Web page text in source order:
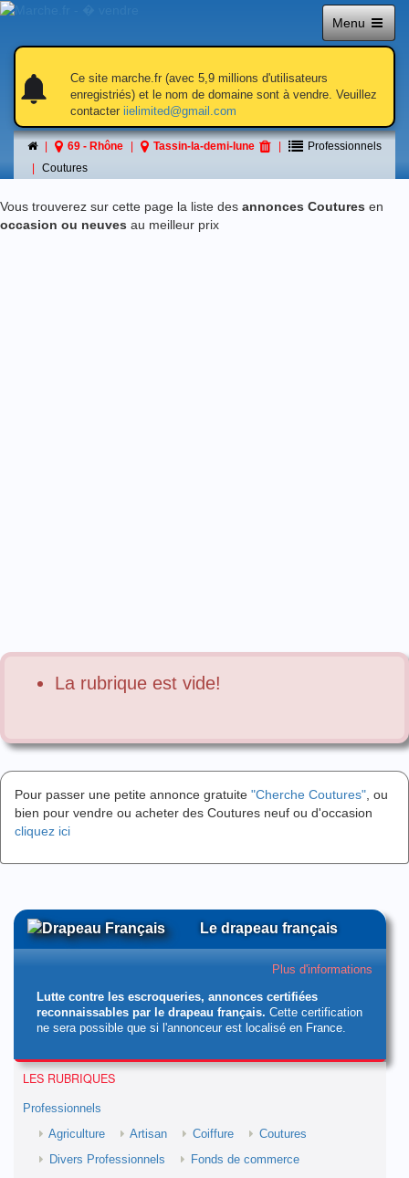
Menu
notifications
notifications
Ce site marche.fr (avec 5,9 millions d'utilisateurs
enregistriés) et le nom de domaine sont à vendre. Veuillez
contacter iielimited@gmail.com
69 - Rhône Tassin-la-demi-lune
Professionnels
Coutures
Coutures
á Tassin-la-demi-lune
Vous trouverez sur cette page la liste des annonces Coutures en
occasion ou neuves au meilleur prix
La rubrique est vide!
Pour passer une petite annonce gratuite "Cherche Coutures" , ou
bien pour vendre ou acheter des Coutures neuf ou d'occasion
cliquez ici
Le drapeau français
Plus d'informations
Lutte contre les escroqueries, annonces certifiées
reconnaissables par le drapeau français. Cette certification
ne sera possible que si l'annonceur est localisé en France.
LES RUBRIQUES
Professionnels
Agriculture
Artisan Coiffure
Coutures
Divers Professionnels
Fonds de commerce